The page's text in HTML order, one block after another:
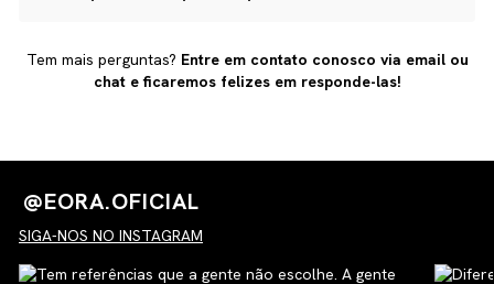
reversa, acompanhar o processo e garantir que você
oficial. Trabalhamos com produção limitada, artesanal e
com materiais premium, por isso, alguns itens podem
Tem mais perguntas? Entre em contato conosco via email ou
chat e ficaremos felizes em responde-las!
@EORA.OFICIAL
SIGA-NOS NO INSTAGRAM